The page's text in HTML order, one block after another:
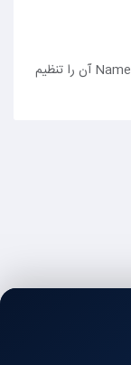
من از دامنه خودم استفاده می کنم و Nameserver آن را تنظیم